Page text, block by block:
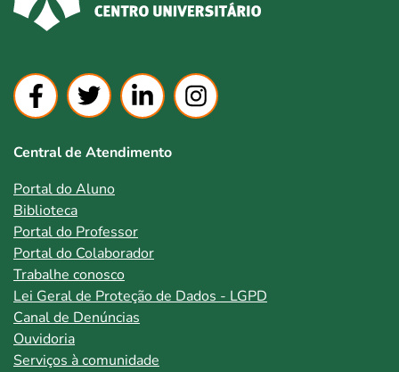
Central de Atendimento
Portal do Aluno
Biblioteca
Portal do Professor
Portal do Colaborador
Trabalhe conosco
Lei Geral de Proteção de Dados - LGPD
Canal de Denúncias
Ouvidoria
Serviços à comunidade